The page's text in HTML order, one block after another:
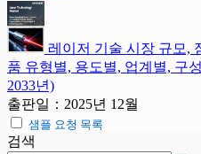
레이저 기술 시장 규모,
품 유형별, 용도별, 업계별, 구
2033년)
출판일：2025년 12월
샘플 요청 목록
검색